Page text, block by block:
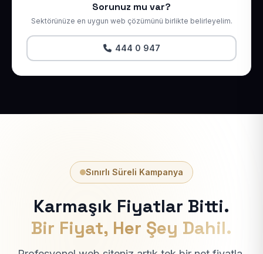
Sorunuz mu var?
Sektörünüze en uygun web çözümünü birlikte belirleyelim.
444 0 947
Sınırlı Süreli Kampanya
Karmaşık Fiyatlar Bitti.
Bir Fiyat, Her Şey Dahil.